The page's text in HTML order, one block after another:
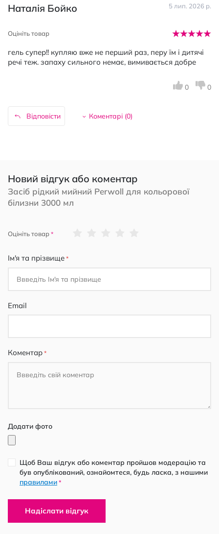
Наталія Бойко 5 лип. 2026 р.
Оцініть товар
гель супер!! купляю вже не перший раз, перу їм і дитячі
речі теж. запаху сильного немає, вимивається добре
Відповісти Коментарі (0)
0 0
Новий відгук або коментар
Засіб рідкий мийний Perwoll для кольорової
білизни 3000 мл
Оцініть товар
Ім'я та прізвище
Email
Коментар
Додати фото
Щоб Ваш відгук або коментар пройшов модерацію та
був опублікований, ознайомтеся, будь ласка, з нашими
правилами *
Надіслати відгук